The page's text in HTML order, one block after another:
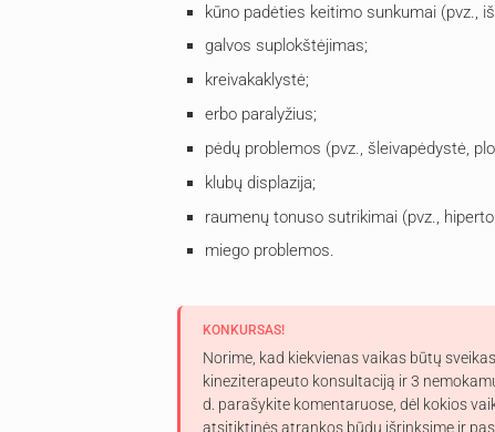
kūno padėties keitimo sunkumai (pvz.,
galvos suplokštėjimas;
kreivakaklystė;
erbo paralyžius;
pėdų problemos (pvz., šleivapėdystė,
klubų displazija;
raumenų tonuso sutrikimai (pvz.,
miego problemos.
KONKURSAS!
Norime, kad kiekvienas vaikas būtų
kineziterapeuto konsultaciją ir 3
d. parašykite komentaruose, dėl kokios
atsitiktinės atrankos būdu išrinksime ir